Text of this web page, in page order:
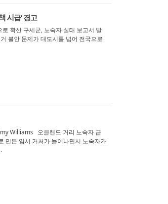
시급’ 경고
확산 구세군, 노숙자 실태 보고서 발
불안 문제가 대도시를 넘어 전국으로
Williams 오클랜드 거리 노숙자 급
만든 임시 거처가 늘어나면서 노숙자가